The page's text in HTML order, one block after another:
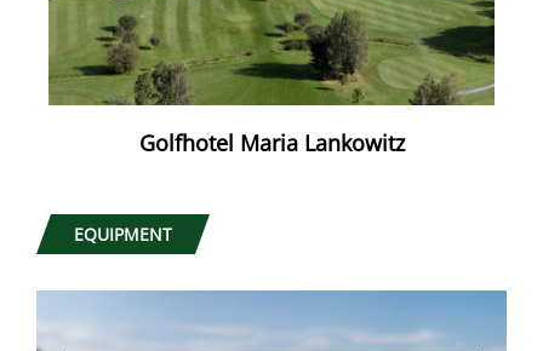
Golfhotel Maria Lankowitz
EQUIPMENT